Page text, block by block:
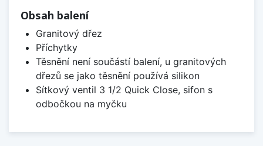
Obsah balení
Granitový dřez
Příchytky
Těsnění není součástí balení, u granitových
dřezů se jako těsnění používá silikon
Sítkový ventil 3 1/2 Quick Close, sifon s
odbočkou na myčku